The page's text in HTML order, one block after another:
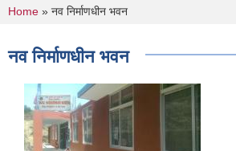
You are here
Home » नव निर्माणधीन भवन
नव निर्माणधीन भवन